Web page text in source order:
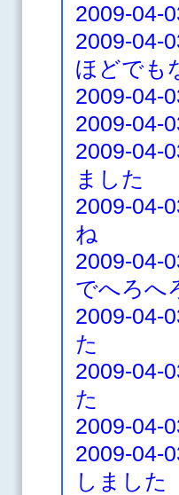
2009-04-
2009-04-
ほどでも
2009-
2009-04-
2009-04-
ました
2009-04-
ね
2009-04-
でへろへ
2009-04-
た
2009-04-
た
2009-04-
2009-04-
しました